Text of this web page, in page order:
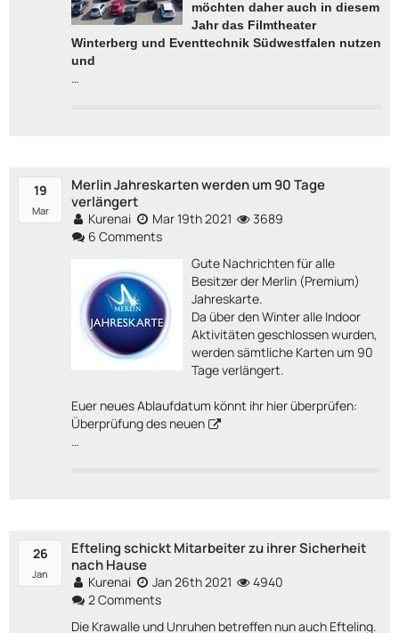
möchten daher auch in diesem
Jahr das Filmtheater
Winterberg und Eventtechnik Südwestfalen nutzen
und
…
19
Mar
Merlin Jahreskarten werden um 90 Tage
verlängert
Kurenai Mar 19th 2021
3689
6 Comments
Gute Nachrichten für alle
Besitzer der Merlin (Premium)
Jahreskarte.
Da über den Winter alle Indoor
Aktivitäten geschlossen wurden,
werden sämtliche Karten um 90
Tage verlängert.
Euer neues Ablaufdatum könnt ihr hier überprüfen:
Überprüfung des neuen
…
26
Jan
Efteling schickt Mitarbeiter zu ihrer Sicherheit
nach Hause
Kurenai Jan 26th 2021
4940
2 Comments
Die Krawalle und Unruhen betreffen nun auch Efteling.